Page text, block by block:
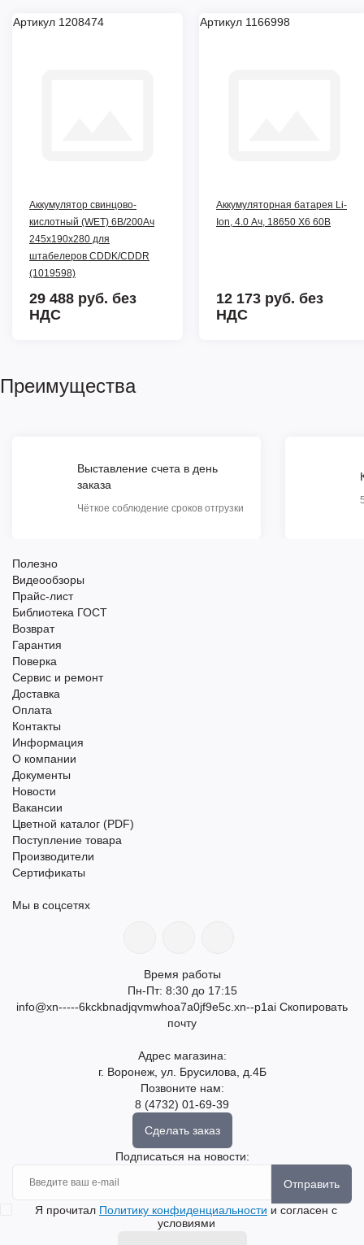
Артикул 1208474
Аккумулятор свинцово-
кислотный (WET) 6В/200Ач
245х190х280 для
штaбeлеров CDDK/CDDR
(1019598)
29 488 руб. без
НДС
Артикул 1166998
Аккумуляторная батарея Li-
Ion, 4.0 Ач, 18650 X6 60В
12 173 руб. без
НДС
Преимущества
Выставление счета в день
заказа
Чёткое соблюдение сроков отгрузки
Полезно
Видеообзоры
Прайс-лист
Библиотека ГОСТ
Возврат
Гарантия
Поверка
Сервис и ремонт
Доставка
Оплата
Контакты
Информация
О компании
Документы
Новости
Вакансии
Цветной каталог (PDF)
Поступление товара
Производители
Сертификаты
Мы в соцсетях
Время работы
Пн-Пт: 8:30 до 17:15
info@xn-----6kckbnadjqvmwhoa7a0jf9e5c.xn--p1ai Скопировать
почту
Адрес магазина:
г. Воронеж, ул. Брусилова, д.4Б
Позвоните нам:
8 (4732) 01-69-39
Сделать заказ
Подписаться на новости:
Отправить
Я прочитал Политику конфиденциальности и согласен с
условиями